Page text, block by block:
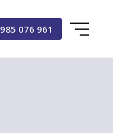
985 076 961